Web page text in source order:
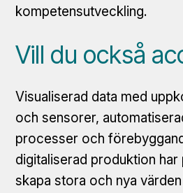
kompetensutveckling.
Vill du också
Visualiserad data med
och sensorer,
processer och
digitaliserad produktion har
skapa stora och nya